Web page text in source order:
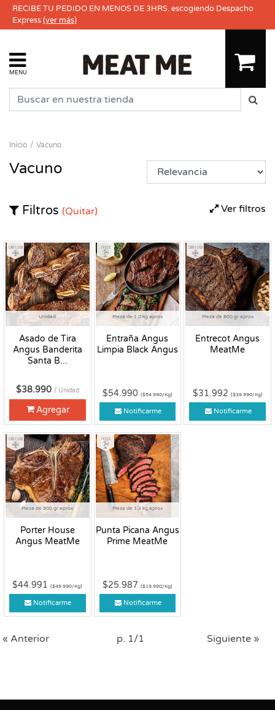
RECIBE TU PEDIDO EN MENOS DE 3HRS. escogiendo Despacho
Express(ver más)
MENU
Inicio Vacuno
Vacuno
Ver filtros
Filtros (Quitar)
Unidad
Asado de Tira
Angus Banderita
Santa B...
Congelado
$38.990 / Unidad
Agregar
Pieza de 1.0 kg aprox
Entraña Angus
Limpia Black Angus
Fresco
$54.990 ($54.990/Kg)
Notificarme
Pieza de 800 gr aprox
Entrecot Angus
MeatMe
Congelado
$31.992 ($39.990/Kg)
Notificarme
Pieza de 900 gr aprox
Porter House
Angus MeatMe
Congelado
$44.991($49.990/Kg)
Notificarme
Pieza de 1.3 kg aprox
Punta Picana Angus
Prime MeatMe
Fresco
$25.987 ($19.990/Kg)
Notificarme
« Anterior p. 1/1 Siguiente »